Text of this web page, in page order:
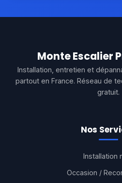
Monte Escalier
Installation, entretien et
partout en France. Réseau de
gratuit.
Nos
Installation
Occasion /